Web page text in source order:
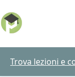
Trova lezioni e